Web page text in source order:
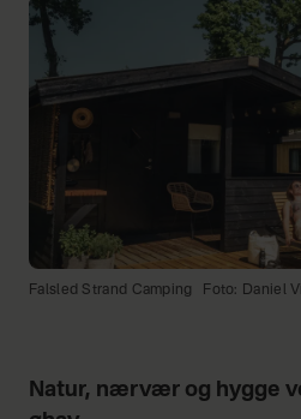
Falsled Strand Camping Foto: Daniel
Natur, nærvær og hygge